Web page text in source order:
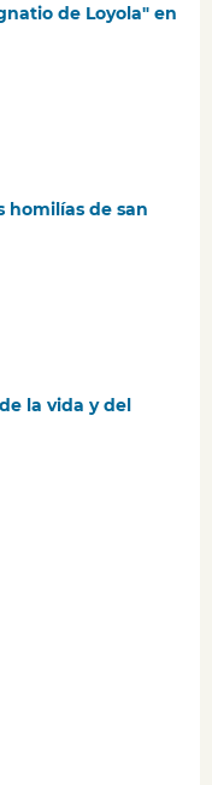
de Loyola" en
homilías de san
la vida y del